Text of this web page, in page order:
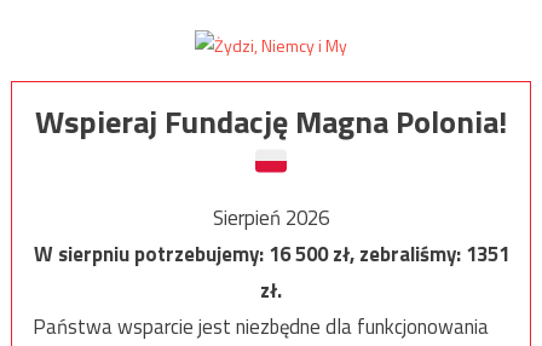
Wspieraj Fundację Magna Polonia!
Sierpień 2026
W sierpniu potrzebujemy:16 500zł, zebraliśmy:1351
zł.
Państwa wsparcie jest niezbędne dla funkcjonowania